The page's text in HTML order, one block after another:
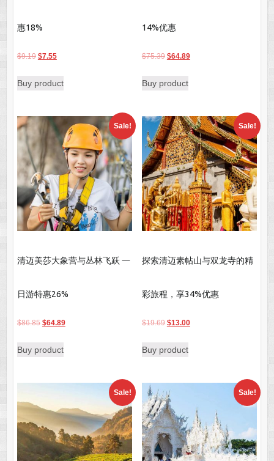
惠18%
$9.19 Original
was:
$7.55Current
is:
Buy product
14%优惠
$75.39 Original
was:
$64.89Current
Buy product
Sale!
清迈美莎大象营与丛林飞跃 一
日游特惠26%
$86.85 Original
was:
$64.89Current
Buy product
Sale!
探索清迈素帖山与双龙寺的精
彩旅程，享34%优惠
$19.69 Original
was:
$13.00Current
Buy product
Sale! Sale!